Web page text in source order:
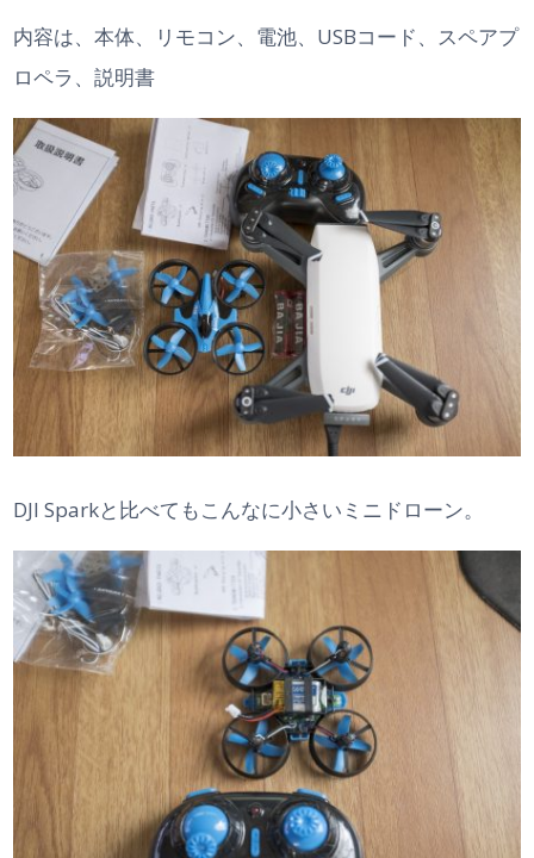
内容は、本体、リモコン、電池、USBコード、スペアプ
ロペラ、説明書
DJI Sparkと比べてもこんなに小さいミニドローン。